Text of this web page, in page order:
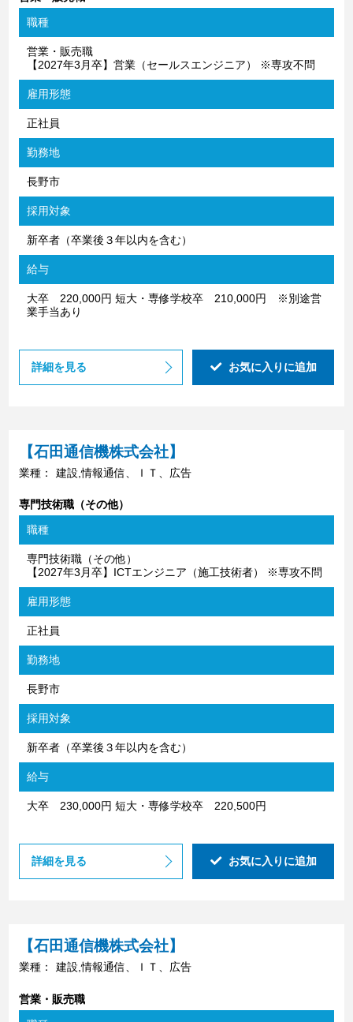
職種
営業・販売職
【2027年3月卒】営業（セールスエンジニア） ※専攻不問
雇用形態
正社員
勤務地
長野市
採用対象
新卒者（卒業後３年以内を含む）
給与
大卒 220,000円 短大・専修学校卒 210,000円 ※別途営
業手当あり
詳細を見る お気に入りに追加
【石田通信機株式会社】
業種： 建設,情報通信、ＩＴ、広告
専門技術職（その他）
職種
専門技術職（その他）
【2027年3月卒】ICTエンジニア（施工技術者） ※専攻不問
雇用形態
正社員
勤務地
長野市
採用対象
新卒者（卒業後３年以内を含む）
給与
大卒 230,000円 短大・専修学校卒 220,500円
詳細を見る お気に入りに追加
【石田通信機株式会社】
業種： 建設,情報通信、ＩＴ、広告
営業・販売職